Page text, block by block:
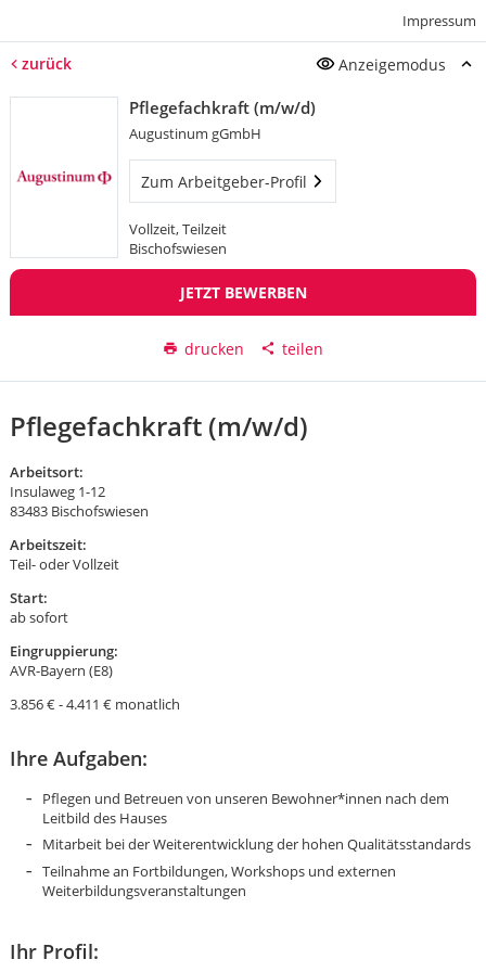
Impressum
zurück Anzeigemodus
Pflegefachkraft (m/w/d)
Augustinum gGmbH
Zum Arbeitgeber-Profil
Vollzeit, Teilzeit
Bischofswiesen
JETZT BEWERBEN
drucken teilen
Pflegefachkraft (m/w/d)
Arbeitsort:
Insulaweg 1-12
83483 Bischofswiesen
Arbeitszeit:
Teil- oder Vollzeit
Start:
ab sofort
Eingruppierung:
AVR-Bayern (E8)
3.856 € - 4.411 € monatlich
Ihre Aufgaben:
Pflegen und Betreuen von unseren Bewohner*innen nach dem
Leitbild des Hauses
Mitarbeit bei der Weiterentwicklung der hohen Qualitätsstandards
Teilnahme an Fortbildungen, Workshops und externen
Weiterbildungsveranstaltungen
Ihr Profil: